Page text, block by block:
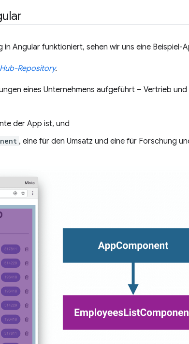
Angular funktioniert, sehen wir uns eine Beispiel-
Repository.
eines Unternehmens aufgeführt – Vertrieb und
der App ist, und
, eine für den Umsatz und eine für Forschung